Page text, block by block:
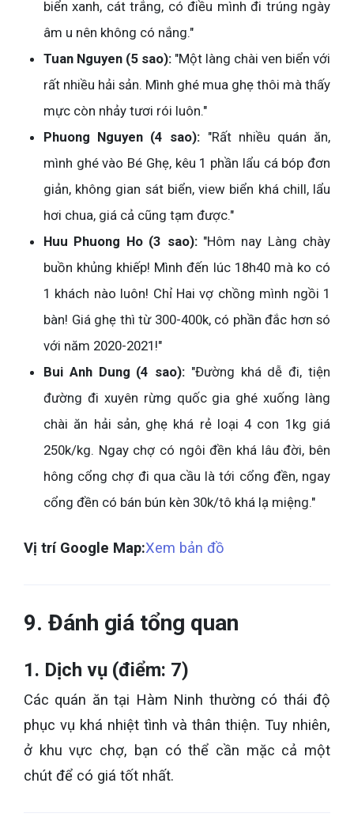
biển xanh, cát trắng, có điều mình đi trúng ngày
âm u nên không có nắng."
Tuan Nguyen (5 sao): "Một làng chài ven biển với
rất nhiều hải sản. Mình ghé mua ghẹ thôi mà thấy
mực còn nhảy tươi rói luôn."
Phuong Nguyen (4 sao): "Rất nhiều quán ăn,
mình ghé vào Bé Ghẹ, kêu 1 phần lẩu cá bóp đơn
giản, không gian sát biển, view biển khá chill, lẩu
hơi chua, giá cả cũng tạm được."
Huu Phuong Ho (3 sao):"Hôm nay Làng chày
buồn khủng khiếp! Mình đến lúc 18h40 mà ko có
1 khách nào luôn! Chỉ Hai vợ chồng mình ngồi 1
bàn! Giá ghẹ thì từ 300-400k, có phần đắc hơn só
với năm 2020-2021!"
Bui Anh Dung (4 sao): "Đường khá dễ đi, tiện
đường đi xuyên rừng quốc gia ghé xuống làng
chài ăn hải sản, ghẹ khá rẻ loại 4 con 1kg giá
250k/kg. Ngay chợ có ngôi đền khá lâu đời, bên
hông cổng chợ đi qua cầu là tới cổng đền, ngay
cổng đền có bán bún kèn 30k/tô khá lạ miệng."
Vị trí Google Map:Xem bản đồ
9. Đánh giá tổng quan
1. Dịch vụ (điểm: 7)
Các quán ăn tại Hàm Ninh thường có thái độ
phục vụ khá nhiệt tình và thân thiện. Tuy nhiên,
ở khu vực chợ, bạn có thể cần mặc cả một
chút để có giá tốt nhất.